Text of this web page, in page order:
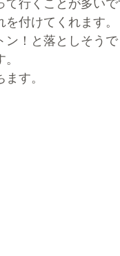
て行くことが多い
付けてくれます。
ン！と落としそうで
す。